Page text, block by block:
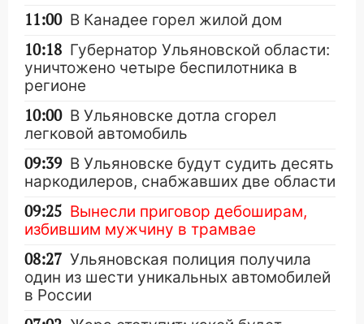
11:00 В Канадее горел жилой дом
10:18 Губернатор Ульяновской области:
уничтожено четыре беспилотника в
регионе
10:00 В Ульяновске дотла сгорел
легковой автомобиль
09:39 В Ульяновске будут судить десять
наркодилеров, снабжавших две области
09:25 Вынесли приговор дебоширам,
избившим мужчину в трамвае
08:27 Ульяновская полиция получила
один из шести уникальных автомобилей
в России